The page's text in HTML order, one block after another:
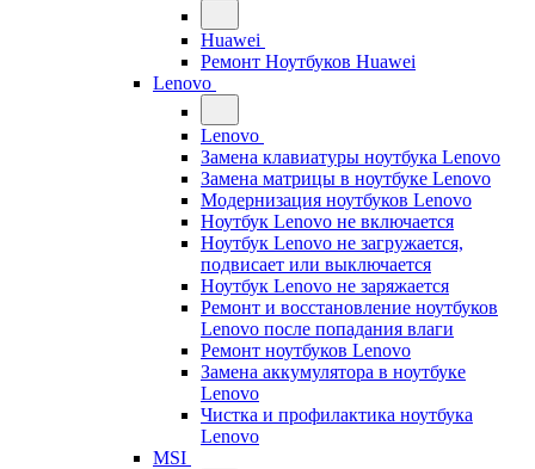
Huawei
Ремонт Ноутбуков Huawei
Lenovo
Lenovo
Замена клавиатуры ноутбука Lenovo
Замена матрицы в ноутбуке Lenovo
Модернизация ноутбуков Lenovo
Ноутбук Lenovo не включается
Ноутбук Lenovo не загружается,
подвисает или выключается
Ноутбук Lenovo не заряжается
Ремонт и восстановление ноутбуков
Lenovo после попадания влаги
Ремонт ноутбуков Lenovo
Замена аккумулятора в ноутбуке
Lenovo
Чистка и профилактика ноутбука
Lenovo
MSI